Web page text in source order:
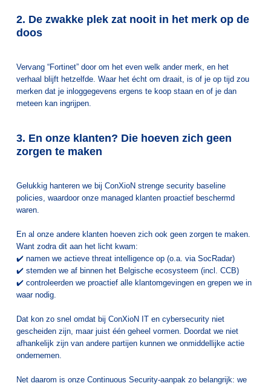
2. De zwakke plek zat nooit in het merk op de
doos
Vervang “Fortinet” door om het even welk ander merk, en het
verhaal blijft hetzelfde. Waar het écht om draait, is of je op tijd zou
merken dat je inloggegevens ergens te koop staan en of je dan
meteen kan ingrijpen.
3. En onze klanten? Die hoeven zich geen
zorgen te maken
Gelukkig hanteren we bij ConXioN strenge security baseline
policies, waardoor onze managed klanten proactief beschermd
waren.
En al onze andere klanten hoeven zich ook geen zorgen te maken.
Want zodra dit aan het licht kwam:
✔️ namen we actieve threat intelligence op (o.a. via SocRadar)
✔️ stemden we af binnen het Belgische ecosysteem (incl. CCB)
✔️ controleerden we proactief alle klantomgevingen en grepen we in
waar nodig.
Dat kon zo snel omdat bij ConXioN IT en cybersecurity niet
gescheiden zijn, maar juist één geheel vormen. Doordat we niet
afhankelijk zijn van andere partijen kunnen we onmiddellijke actie
ondernemen.
Net daarom is onze Continuous Security-aanpak zo belangrijk: we